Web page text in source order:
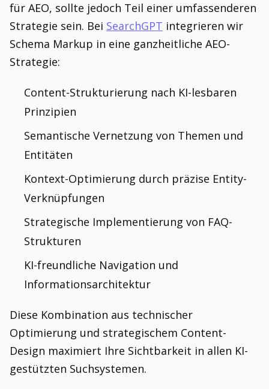
für AEO, sollte jedoch Teil einer umfassenderen
Strategie sein. Bei SearchGPT integrieren wir
Schema Markup in eine ganzheitliche AEO-
Strategie:
Content-Strukturierung nach KI-lesbaren
Prinzipien
Semantische Vernetzung von Themen und
Entitäten
Kontext-Optimierung durch präzise Entity-
Verknüpfungen
Strategische Implementierung von FAQ-
Strukturen
KI-freundliche Navigation und
Informationsarchitektur
Diese Kombination aus technischer
Optimierung und strategischem Content-
Design maximiert Ihre Sichtbarkeit in allen KI-
gestützten Suchsystemen.